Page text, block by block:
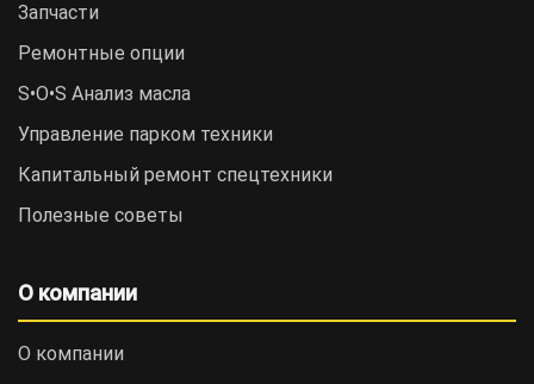
Запчасти
Ремонтные опции
S•O•S Анализ масла
Управление парком техники
Капитальный ремонт спецтехники
Полезные советы
О компании
О компании